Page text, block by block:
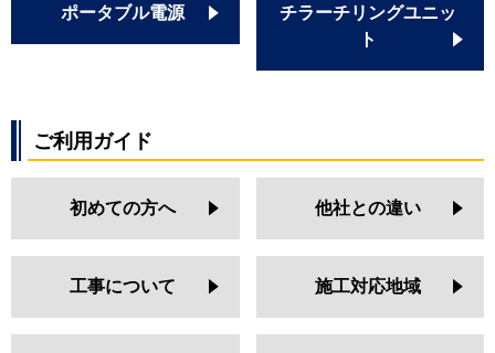
ポータブル電源
チラーチリングユニッ
ト
ご利用ガイド
初めての方へ 他社との違い
工事について 施工対応地域